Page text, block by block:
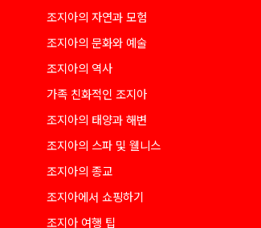
조지아의 자연과 모험
조지아의 문화와 예술
조지아의 역사
가족 친화적인 조지아
조지아의 태양과 해변
조지아의 스파 및 웰니스
조지아의 종교
조지아에서 쇼핑하기
조지아 여행 팁